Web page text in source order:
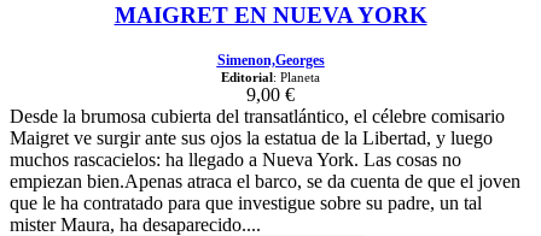
MAIGRET EN NUEVA YORK
Simenon,Georges
Editorial: Planeta
9,00 €
Desde la brumosa cubierta del transatlántico, el célebre comisario
Maigret ve surgir ante sus ojos la estatua de la Libertad, y luego
muchos rascacielos: ha llegado a Nueva York. Las cosas no
empiezan bien.Apenas atraca el barco, se da cuenta de que el joven
que le ha contratado para que investigue sobre su padre, un tal
mister Maura, ha desaparecido....